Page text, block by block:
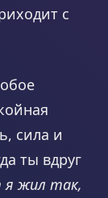
с
сила и
ты вдруг
я жил так,